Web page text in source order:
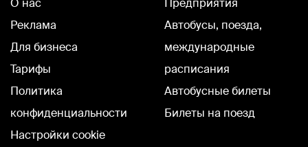
О нас
Реклама
Для бизнеса
Тарифы
Политика
конфиденциальности
Настройки cookie
Предприятия
Автобусы, поезда,
международные
расписания
Автобусные билеты
Билеты на поезд